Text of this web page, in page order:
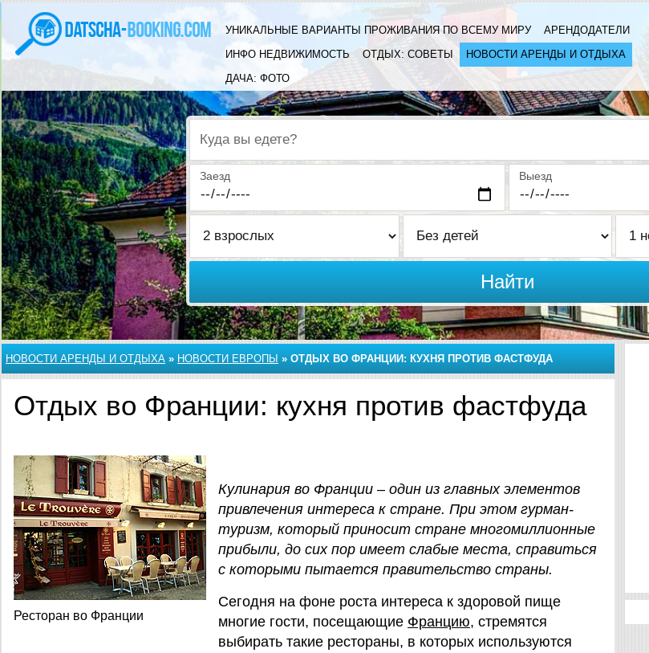
УНИКАЛЬНЫЕ ВАРИАНТЫ ПРОЖИВАНИЯ ПО ВСЕМУ МИРУ
АРЕНДОДАТЕЛИ
ИНФО НЕДВИЖИМОСТЬ
ОТДЫХ: СОВЕТЫ
НОВОСТИ АРЕНДЫ И ОТДЫХА
ДАЧА: ФОТО
Куда вы едете?
Заезд Выезд
Найти
НОВОСТИ АРЕНДЫ И ОТДЫХА » НОВОСТИ ЕВРОПЫ » ОТДЫХ ВО ФРАНЦИИ: КУХНЯ ПРОТИВ ФАСТФУДА
Отдых во Франции: кухня против фастфуда
Ресторан во Франции
Кулинария во Франции – один из главных элементов
привлечения интереса к стране. При этом гурман-
туризм, который приносит стране многомиллионные
прибыли, до сих пор имеет слабые места, справиться
с которыми пытается правительство страны.
Сегодня на фоне роста интереса к здоровой пище
многие гости, посещающие Францию, стремятся
выбирать такие рестораны, в которых используются